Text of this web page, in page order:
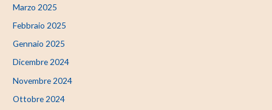
Marzo 2025
Febbraio 2025
Gennaio 2025
Dicembre 2024
Novembre 2024
Ottobre 2024